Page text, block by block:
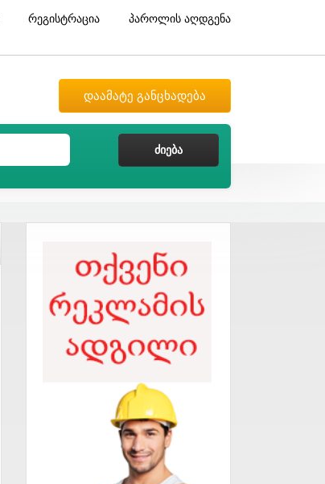
რეგისტრაცია პაროლის აღდგენა
დაამატე განცხადება